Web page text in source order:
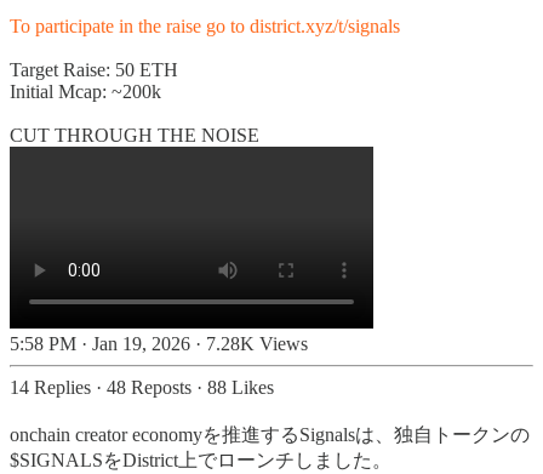
To participate in the raise go to district.xyz/t/signals
Target Raise: 50 ETH
Initial Mcap: ~200k
CUT THROUGH THE NOISE
5:58 PM · Jan 19, 2026 · 7.28K Views
14 Replies · 48 Reposts · 88 Likes
onchain creator economyを推進するSignalsは、独自トークンの
$SIGNALSをDistrict上でローンチしました。